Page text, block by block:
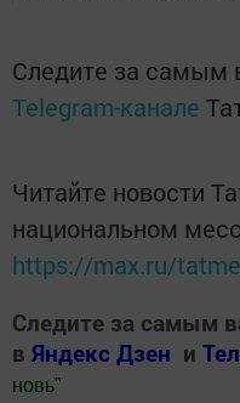
Следите за самым
Telegram-канале
Читайте новости
национальном
https://max.ru/
Следите за самым
в Яндекс Дзен и
новь"